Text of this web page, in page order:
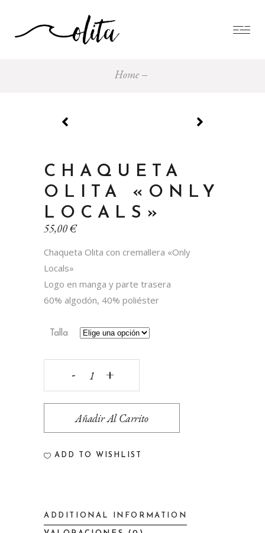
Home
CHAQUETA
OLITA «ONLY
LOCALS»
55,00€
Chaqueta Olita con cremallera «Only
Locals»
Logo en manga y parte trasera
60% algodón, 40% poliéster
Talla
LOCALS"
Añadir Al Carrito
ADD TO WISHLIST
ADDITIONAL INFORMATION